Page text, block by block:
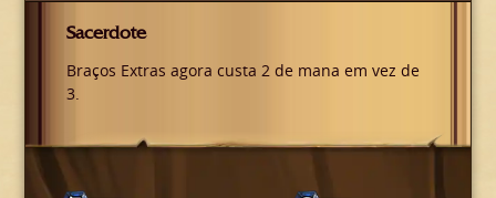
Sacerdote
Braços Extras agora custa 2 de mana em vez de
3.